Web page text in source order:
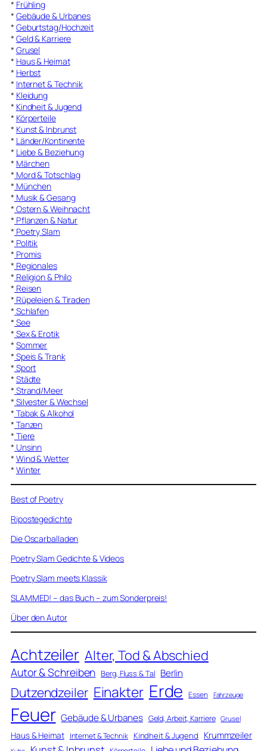
* Frühling
* Gebäude & Urbanes
* Geburtstag/Hochzeit
* Geld & Karriere
* Grusel
* Haus & Heimat
* Herbst
* Internet & Technik
* Kleidung
* Kindheit & Jugend
* Körperteile
* Kunst & Inbrunst
* Länder/Kontinente
* Liebe & Beziehung
* Märchen
* Mord & Totschlag
* München
* Musik & Gesang
* Ostern & Weihnacht
* Pflanzen & Natur
* Poetry Slam
* Politik
* Promis
* Regionales
* Religion & Philo
* Reisen
* Rüpeleien & Tiraden
* Schlafen
* See
* Sex & Erotik
* Sommer
* Speis & Trank
* Sport
* Städte
* Strand/Meer
* Silvester & Wechsel
* Tabak & Alkohol
* Tanzen
* Tiere
* Unsinn
* Wind & Wetter
* Winter
Best of Poetry
Ripostegedichte
Die Oscarballaden
Poetry Slam Gedichte & Videos
Poetry Slam meets Klassik
SLAMMED! – das Buch – zum Sonderpreis!
Über den Autor
Achtzeiler Alter, Tod & Abschied
Autor & Schreiben Berg, Fluss & Tal Berlin
Dutzendzeiler Einakter Erde Essen Fahrzeuge
Feuer Gebäude & Urbanes Geld, Arbeit, Karriere Grusel
Haus & Heimat Internet & Technik Kindheit & Jugend Krummzeiler